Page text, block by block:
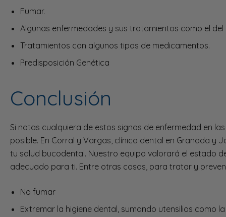
Fumar.
Algunas enfermedades y sus tratamientos como el del
Tratamientos con algunos tipos de medicamentos.
Predisposición Genética
Conclusión
Si notas cualquiera de estos signos de enfermedad en
posible. En Corral y Vargas, clínica dental en Granada
tu salud bucodental. Nuestro equipo valorará el estado
adecuado para ti. Entre otras cosas, para tratar y
No fumar
Extremar la higiene dental, sumando utensilios como